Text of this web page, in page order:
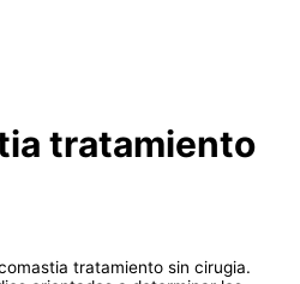
tratamiento
tratamiento sin cirugia.